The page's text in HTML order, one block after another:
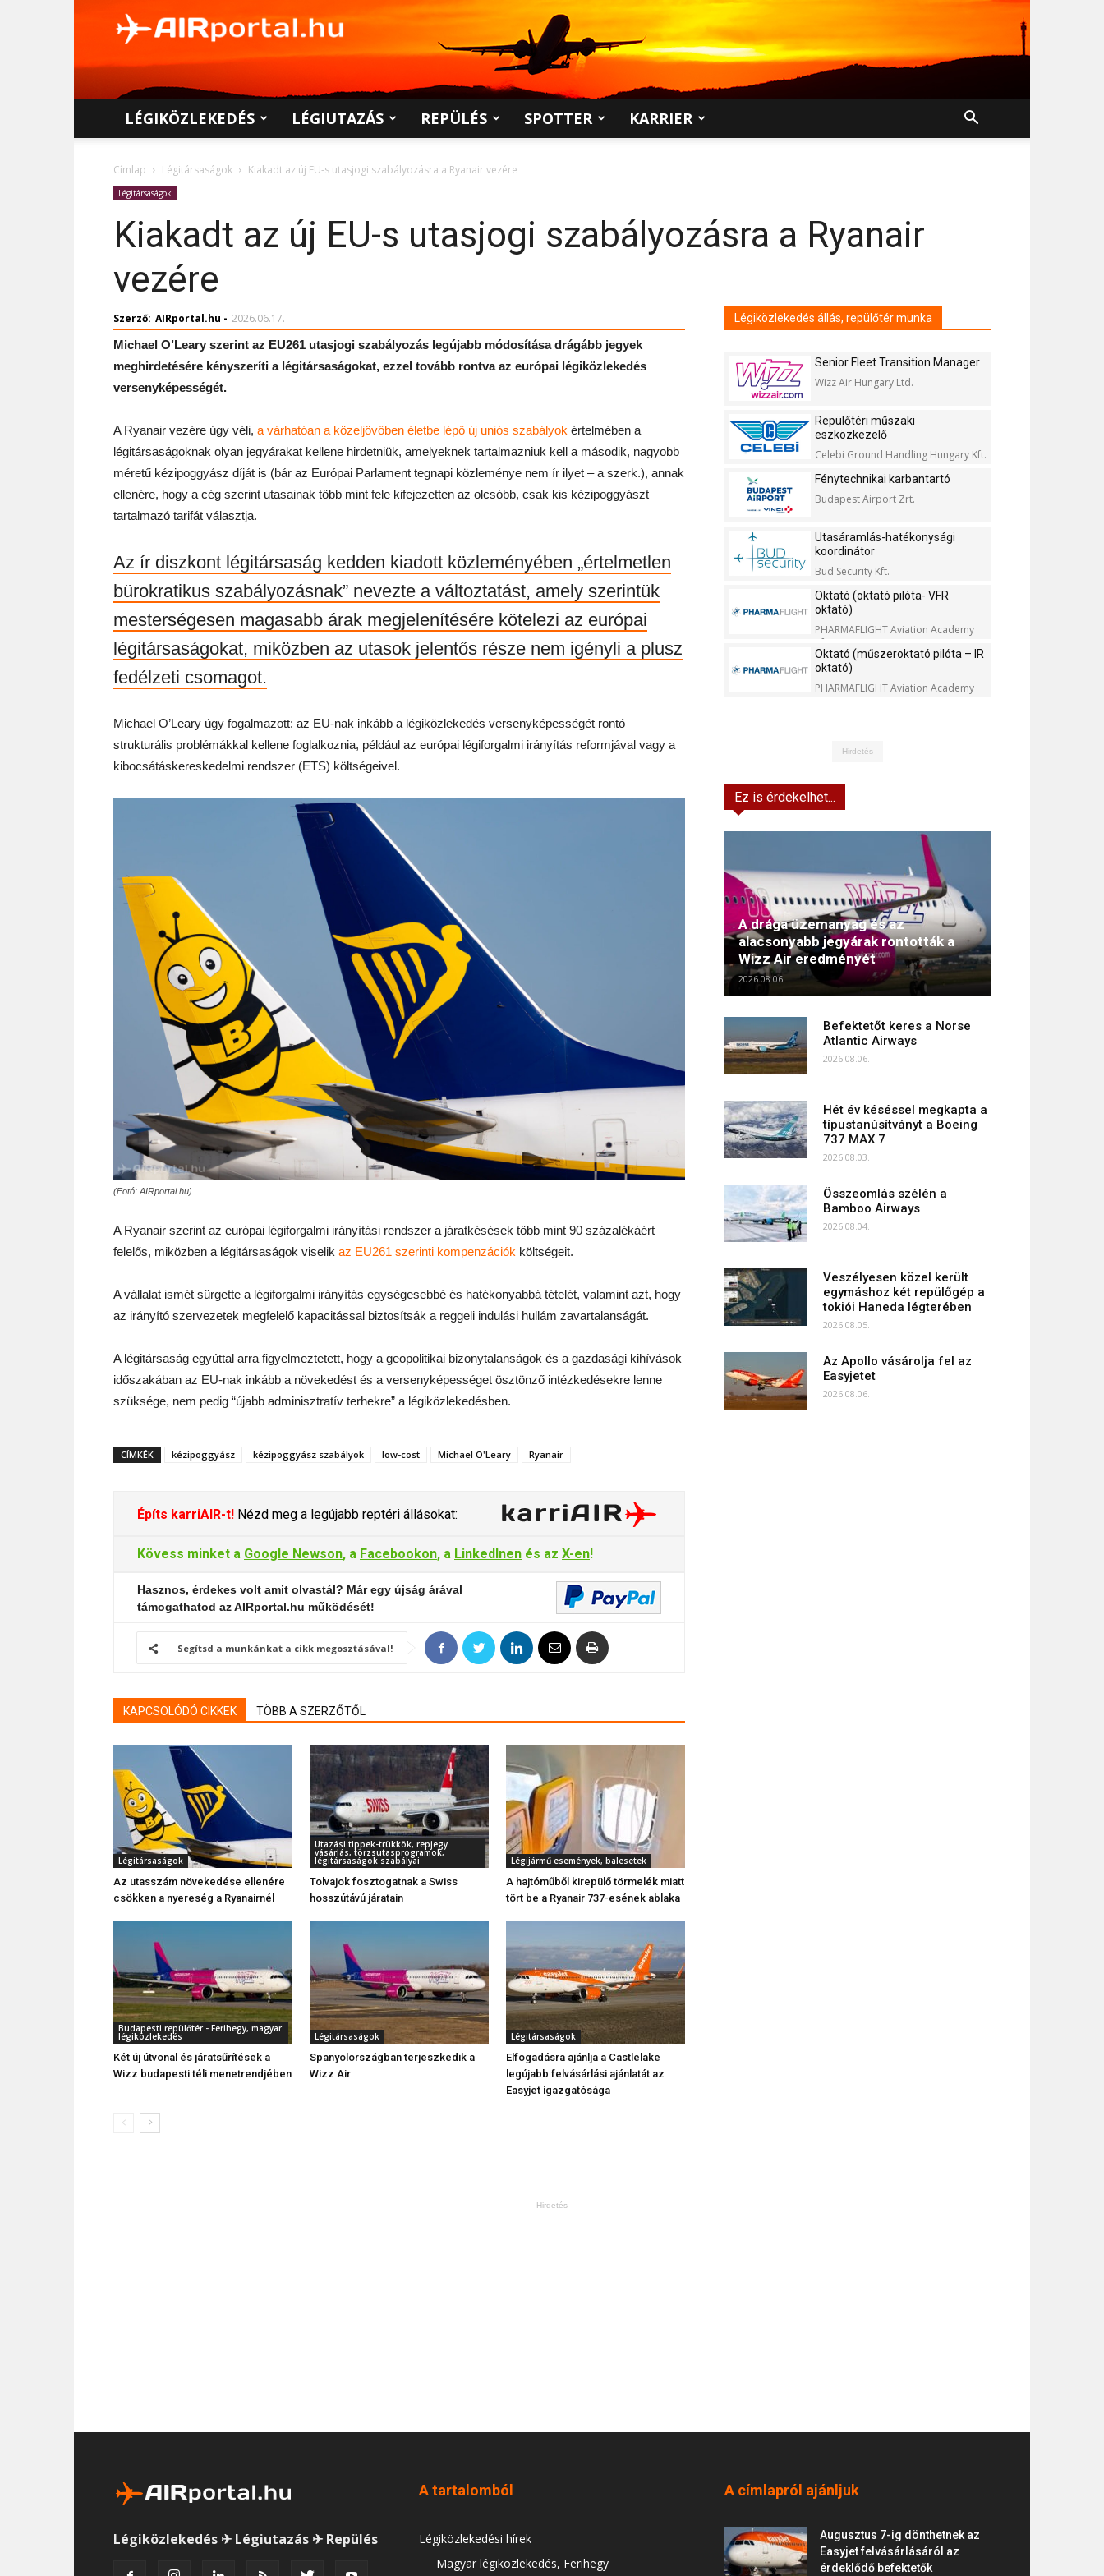
LÉGIKÖZLEKEDÉS LÉGIUTAZÁS REPÜLÉS SPOTTER KARRIER
Címlap Légitársaságok Kiakadt az új EU-s utasjogi szabályozásra a Ryanair vezére
Légitársaságok
Kiakadt az új EU-s utasjogi szabályozásra a Ryanair
vezére
Szerző: AIRportal.hu - 2026.06.17.
Michael O’Leary szerint az EU261 utasjogi szabályozás legújabb módosítása drágább jegyek
meghirdetésére kényszeríti a légitársaságokat, ezzel tovább rontva az európai légiközlekedés
versenyképességét.
A Ryanair vezére úgy véli, a várhatóan a közeljövőben életbe lépő új uniós szabályok értelmében a
légitársaságoknak olyan jegyárakat kellene hirdetniük, amelyeknek tartalmazniuk kell a második, nagyobb
méretű kézipoggyász díját is (bár az Európai Parlament tegnapi közleménye nem ír ilyet – a szerk.), annak
ellenére, hogy a cég szerint utasainak több mint fele kifejezetten az olcsóbb, csak kis kézipoggyászt
tartalmazó tarifát választja.
Az ír diszkont légitársaság kedden kiadott közleményében „értelmetlen
bürokratikus szabályozásnak” nevezte a változtatást, amely szerintük
mesterségesen magasabb árak megjelenítésére kötelezi az európai
légitársaságokat, miközben az utasok jelentős része nem igényli a plusz
fedélzeti csomagot.
Michael O’Leary úgy fogalmazott: az EU-nak inkább a légiközlekedés versenyképességét rontó
strukturális problémákkal kellene foglalkoznia, például az európai légiforgalmi irányítás reformjával vagy a
kibocsátáskereskedelmi rendszer (ETS) költségeivel.
(Fotó: AIRportal.hu)
A Ryanair szerint az európai légiforgalmi irányítási rendszer a járatkésések több mint 90 százalékáért
felelős, miközben a légitársaságok viselik az EU261 szerinti kompenzációk költségeit.
A vállalat ismét sürgette a légiforgalmi irányítás egységesebbé és hatékonyabbá tételét, valamint azt, hogy
az irányító szervezetek megfelelő kapacitással biztosítsák a reggeli indulási hullám zavartalanságát.
A légitársaság egyúttal arra figyelmeztetett, hogy a geopolitikai bizonytalanságok és a gazdasági kihívások
időszakában az EU-nak inkább a növekedést és a versenyképességet ösztönző intézkedésekre lenne
szüksége, nem pedig “újabb adminisztratív terhekre” a légiközlekedésben.
CÍMKÉK kézipoggyász kézipoggyász szabályok low-cost Michael O'Leary Ryanair
Építs karriAIR-t! Nézd meg a legújabb reptéri állásokat:
Kövess minket a Google Newson, a Facebookon, a LinkedInen és az X-en!
Hasznos, érdekes volt amit olvastál? Már egy újság árával
támogathatod az AIRportal.hu működését!
Segítsd a munkánkat a cikk megosztásával!
KAPCSOLÓDÓ CIKKEK TÖBB A SZERZŐTŐL
Légitársaságok
Az utasszám növekedése ellenére
csökken a nyereség a Ryanairnél
Utazási tippek-trükkök, repjegy
vásárlás, törzsutasprogramok,
légitársaságok szabályai
Tolvajok fosztogatnak a Swiss
hosszútávú járatain
Légijármű események, balesetek
A hajtóműből kirepülő törmelék miatt
tört be a Ryanair 737-esének ablaka
Budapesti repülőtér - Ferihegy, magyar
légiközlekedés
Két új útvonal és járatsűrítések a
Wizz budapesti téli menetrendjében
Légitársaságok
Spanyolországban terjeszkedik a
Wizz Air
Légitársaságok
Elfogadásra ajánlja a Castlelake
legújabb felvásárlási ajánlatát az
Easyjet igazgatósága
Légiközlekedés állás, repülőtér munka
Senior Fleet Transition Manager
Wizz Air Hungary Ltd.
Repülőtéri műszaki
eszközkezelő
Celebi Ground Handling Hungary Kft.
Fénytechnikai karbantartó
Budapest Airport Zrt.
Utasáramlás-hatékonysági
koordinátor
Bud Security Kft.
Oktató (oktató pilóta- VFR
oktató)
PHARMAFLIGHT Aviation Academy
Kft.
Oktató (műszeroktató pilóta – IR
oktató)
PHARMAFLIGHT Aviation Academy
Kft.
Hirdetés
Ez is érdekelhet...
A drága üzemanyag és az
alacsonyabb jegyárak rontották a
Wizz Air eredményét
2026.08.06.
Befektetőt keres a Norse
Atlantic Airways
2026.08.06.
Hét év késéssel megkapta a
típustanúsítványt a Boeing
737 MAX 7
2026.08.03.
Összeomlás szélén a
Bamboo Airways
2026.08.04.
Veszélyesen közel került
egymáshoz két repülőgép a
tokiói Haneda légterében
2026.08.05.
Az Apollo vásárolja fel az
Easyjetet
2026.08.06.
Hirdetés
Légiközlekedés ✈ Légiutazás ✈ Repülés
A tartalomból
Légiközlekedési hírek
Magyar légiközlekedés, Ferihegy
A címlapról ajánljuk
Augusztus 7-ig dönthetnek az
Easyjet felvásárlásáról az
érdeklődő befektetők